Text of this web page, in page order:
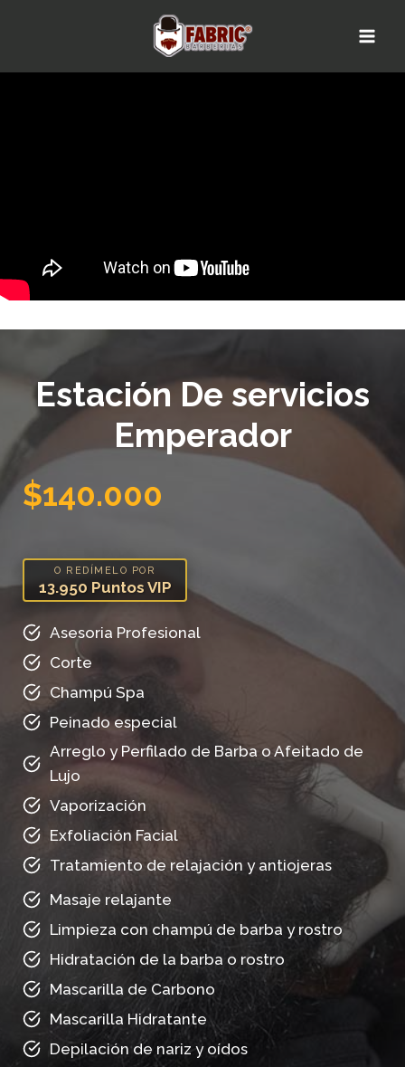
Estación De servicios
Emperador
$140.000
O REDÍMELO POR
13.950 Puntos VIP
Asesoria Profesional
Corte
Champú Spa
Peinado especial
Arreglo y Perfilado de Barba o Afeitado de
Lujo
Vaporización
Exfoliación Facial
Tratamiento de relajación y antiojeras
Masaje relajante
Limpieza con champú de barba y rostro
Hidratación de la barba o rostro
Mascarilla de Carbono
Mascarilla Hidratante
Depilación de nariz y oídos